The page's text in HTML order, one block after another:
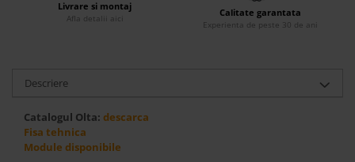
Paturi Tapitate
Accesorii
Mood
Livrare si montaj
Afla detalii aici Calitate garantata
Experienta de peste 30 de ani
Descriere
Catalogul Olta: descarca
Fisa tehnica
Module disponibile